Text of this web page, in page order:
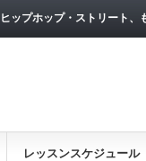
ップホップ・ストリート
レッスンスケジュール